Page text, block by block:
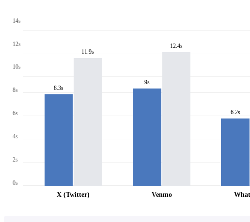
14s
12s
10s
8s
6s
4s
2s
0s
8.3s
11.9s
X (Twitter)
9s
12.4s
Venmo
6.2s